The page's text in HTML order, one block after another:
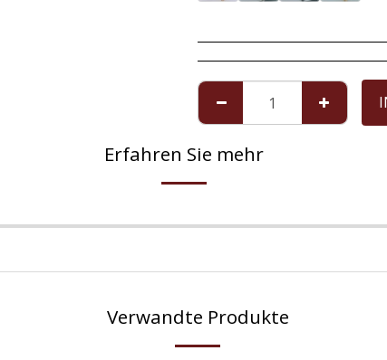
Erfahren Sie mehr
Verwandte Produkte